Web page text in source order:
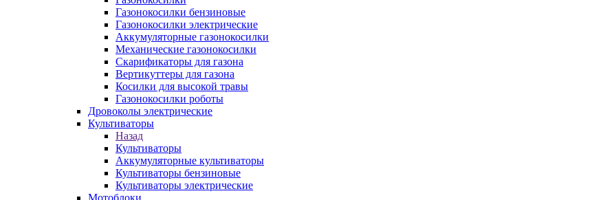
Газонокосилки бензиновые
Газонокосилки электрические
Аккумуляторные газонокосилки
Механические газонокосилки
Скарификаторы для газона
Вертикуттеры для газона
Косилки для высокой травы
Газонокосилки роботы
Дровоколы электрические
Культиваторы
Назад
Культиваторы
Аккумуляторные культиваторы
Культиваторы бензиновые
Культиваторы электрические
Мотоблоки